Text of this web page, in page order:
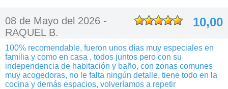
08 de Mayo del 2026 -
RAQUEL B.
10,00
100% recomendable, fueron unos días muy especiales en
familia y como en casa , todos juntos pero con su
independencia de habitación y baño, con zonas comunes
muy acogedoras, no le falta ningún detalle, tiene todo en la
cocina y demás espacios, volveríamos a repetir